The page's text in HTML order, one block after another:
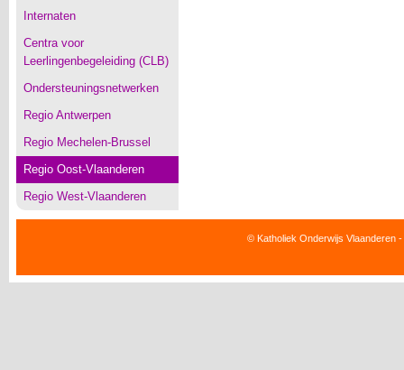
Internaten
Centra voor
Leerlingenbegeleiding (CLB)
Ondersteuningsnetwerken
Regio Antwerpen
Regio Mechelen-Brussel
Regio Oost-Vlaanderen
Regio West-Vlaanderen
© Katholiek Onderwijs Vlaanderen